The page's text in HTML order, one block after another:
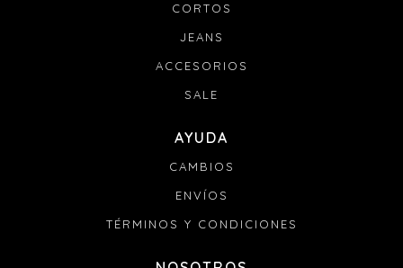
CORTOS
JEANS
ACCESORIOS
SALE
AYUDA
CAMBIOS
ENVÍOS
TÉRMINOS Y CONDICIONES